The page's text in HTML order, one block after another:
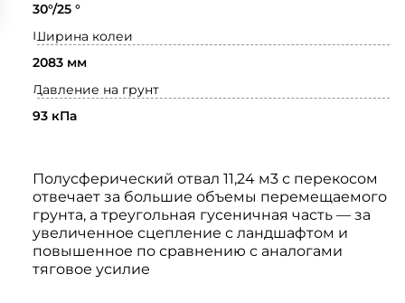
30°/25 °
Ширина колеи
2083 мм
Давление на грунт
93 кПа
Полусферический отвал 11,24 м3 с перекосом
отвечает за большие объемы перемещаемого
грунта, а треугольная гусеничная часть — за
увеличенное сцепление с ландшафтом и
повышенное по сравнению с аналогами
тяговое усилие